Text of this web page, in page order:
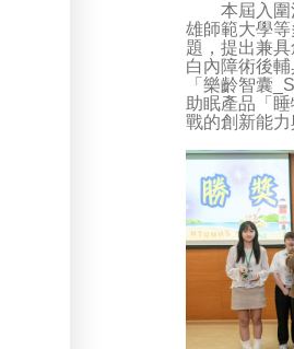
本屆入圍決
雄師範大學
題，提出兼
白內障術後
「樂齡智囊
助眠產品「
戰的創新能